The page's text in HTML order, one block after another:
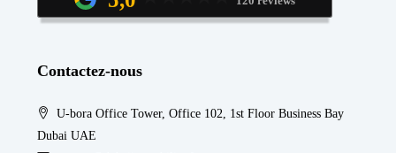
Contactez-nous
U-bora Office Tower, Office 102, 1st Floor Business Bay
Dubai UAE